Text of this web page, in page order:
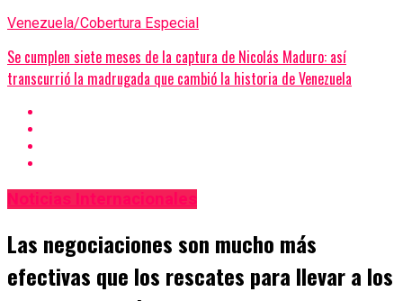
Venezuela/Cobertura Especial
Se cumplen siete meses de la captura de Nicolás Maduro: así
transcurrió la madrugada que cambió la historia de Venezuela
Noticias Internacionales
Las negociaciones son mucho más
efectivas que los rescates para llevar a los